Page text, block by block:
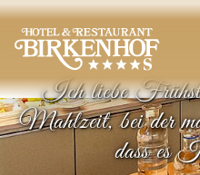
Ich liebe
Mahlzeit, bei der
dass es